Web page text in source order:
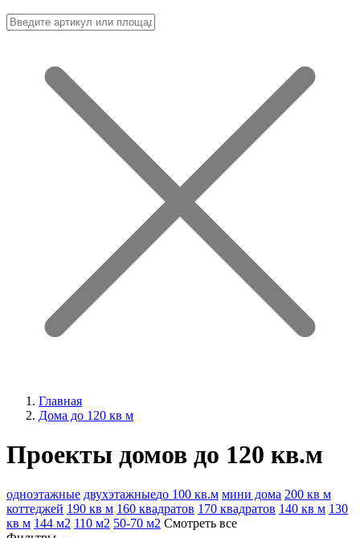
Главная
Дома до 120 кв м
Проекты домов до 120 кв.м
одноэтажные двухэтажныедо 100 кв.м мини дома 200 кв м
коттеджей 190 кв м 160 квадратов 170 квадратов 140 кв м 130
кв м 144 м2 110 м2 50-70 м2 Смотреть все